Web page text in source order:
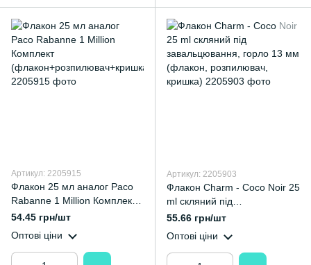
Артикул: 2205915
Флакон 25 мл аналог Paco
Rabanne 1 Million Комплект
(флакон+розпилювач+кришк
54.45 грн/шт
Оптові ціни
Артикул: 2205903
Флакон Charm - Coco Noir 25
ml скляний під
завальцювання, горло 13 мм
кришка)
55.66 грн/шт
Оптові ціни